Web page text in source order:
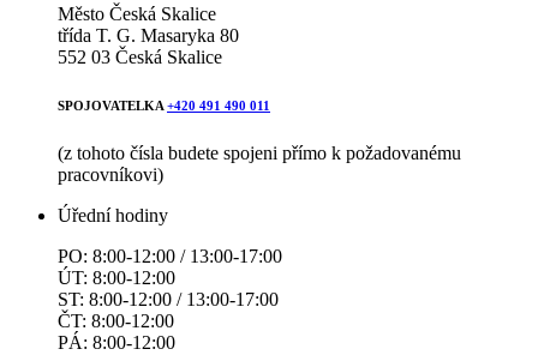
Město Česká Skalice
třída T. G. Masaryka 80
552 03 Česká Skalice
SPOJOVATELKA +420 491 490 011
(z tohoto čísla budete spojeni přímo k požadovanému
pracovníkovi)
Úřední hodiny
PO: 8:00-12:00 / 13:00-17:00
ÚT: 8:00-12:00
ST: 8:00-12:00 / 13:00-17:00
ČT: 8:00-12:00
PÁ: 8:00-12:00